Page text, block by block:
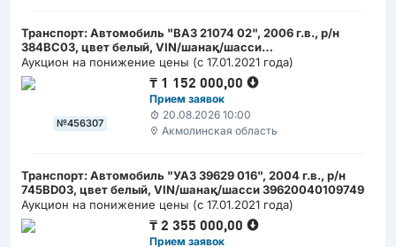
Транспорт: Автомобиль "ВАЗ 21074 02", 2006 г.в., р/н
384BС03, цвет белый, VIN/шанақ/шасси
ХТА21074072484837
Аукцион на понижение цены (с 17.01.2021 года)
№456307
₸ 1 152 000,00
Прием заявок
20.08.2026 10:00
Акмолинская область
Транспорт: Автомобиль "УАЗ 39629 016", 2004 г.в., р/н
745BD03, цвет белый, VIN/шанақ/шасси 39620040109749
Аукцион на понижение цены (с 17.01.2021 года)
₸ 2 355 000,00
Прием заявок